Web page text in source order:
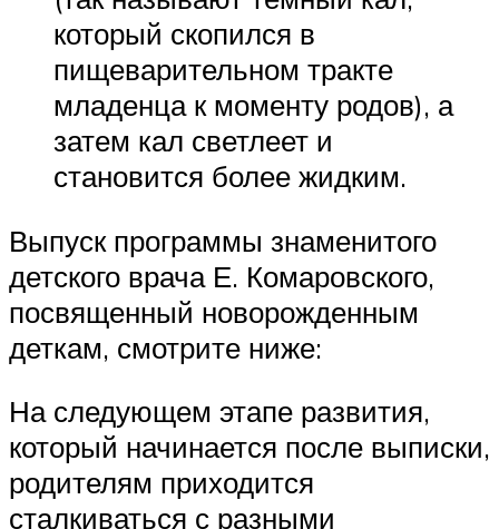
который скопился в
пищеварительном тракте
младенца к моменту родов), а
затем кал светлеет и
становится более жидким.
Выпуск программы знаменитого
детского врача Е. Комаровского,
посвященный новорожденным
деткам, смотрите ниже:
На следующем этапе развития,
который начинается после выписки,
родителям приходится
сталкиваться с разными